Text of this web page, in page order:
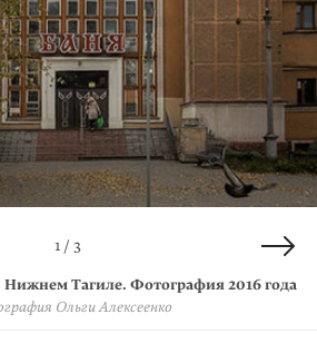
1 / 3
Тагиле. Фотография 2016 года
Ольги Алексеенко
2 / 3
ворот Иштар в Ираке. Открытка
1980-х годов
3 / 3
Храм Хора в Эдфу
Wikimedia Commons